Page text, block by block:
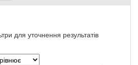
для уточнення результатів